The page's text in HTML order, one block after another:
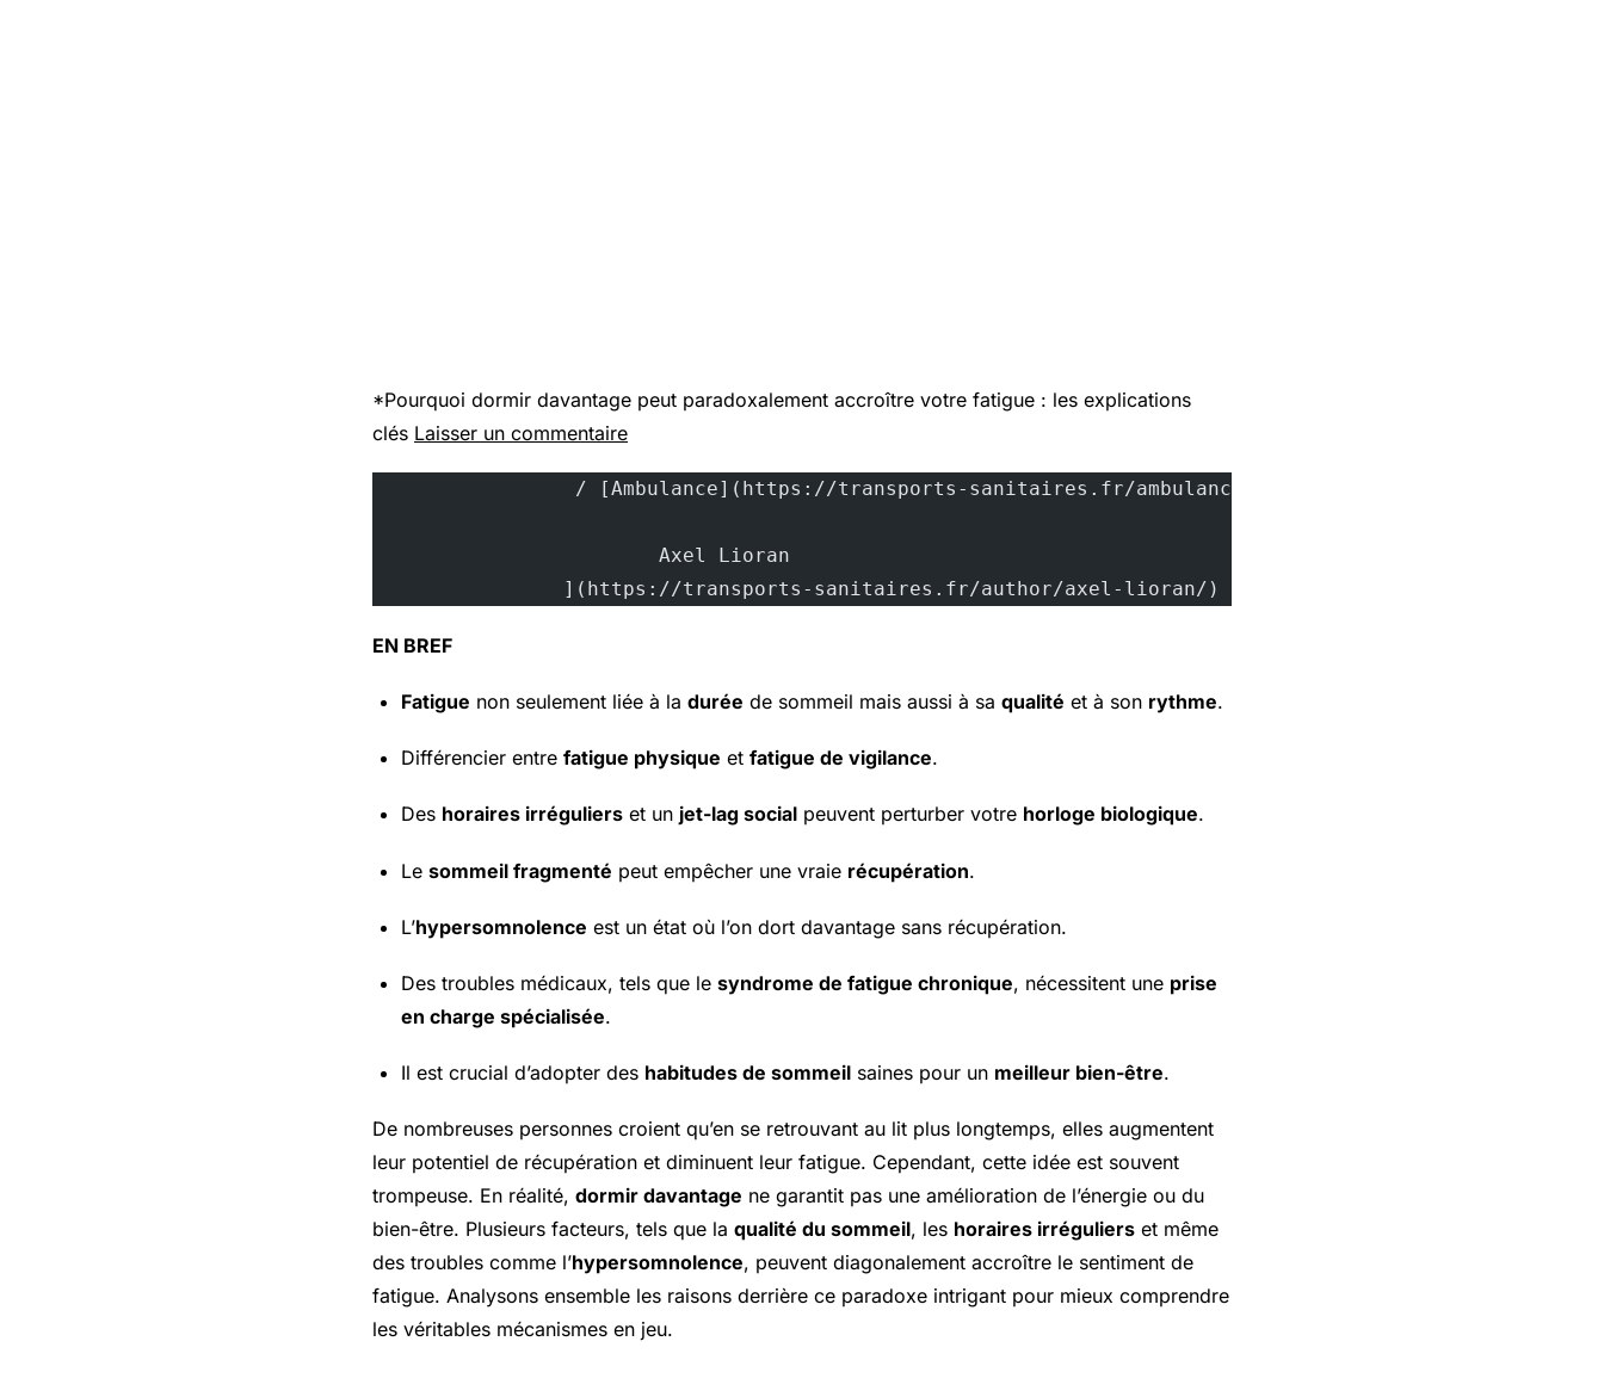
*Pourquoi dormir davantage peut paradoxalement accroître votre fatigue : les explications
clés Laisser un commentaire
		](https://transports-sanitaires.fr/author/axel-lioran/)
EN BREF
Fatigue non seulement liée à la durée de sommeil mais aussi à sa qualité et à son rythme.
Différencier entre fatigue physique et fatigue de vigilance.
Des horaires irréguliers et un jet-lag social peuvent perturber votre horloge biologique.
Le sommeil fragmenté peut empêcher une vraie récupération.
L’hypersomnolence est un état où l’on dort davantage sans récupération.
Des troubles médicaux, tels que le syndrome de fatigue chronique, nécessitent une prise
en charge spécialisée.
Il est crucial d’adopter des habitudes de sommeil saines pour un meilleur bien-être.
De nombreuses personnes croient qu’en se retrouvant au lit plus longtemps, elles augmentent
leur potentiel de récupération et diminuent leur fatigue. Cependant, cette idée est souvent
trompeuse. En réalité, dormir davantage ne garantit pas une amélioration de l’énergie ou du
bien-être. Plusieurs facteurs, tels que la qualité du sommeil, les horaires irréguliers et même
des troubles comme l’hypersomnolence, peuvent diagonalement accroître le sentiment de
fatigue. Analysons ensemble les raisons derrière ce paradoxe intrigant pour mieux comprendre
les véritables mécanismes en jeu.